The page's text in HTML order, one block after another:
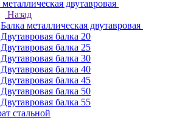
двутавровая
Назад
Балка металлическая двутавровая
Двутавровая балка 20
Двутавровая балка 25
Двутавровая балка 30
Двутавровая балка 40
Двутавровая балка 45
Двутавровая балка 50
Двутавровая балка 55
стальной